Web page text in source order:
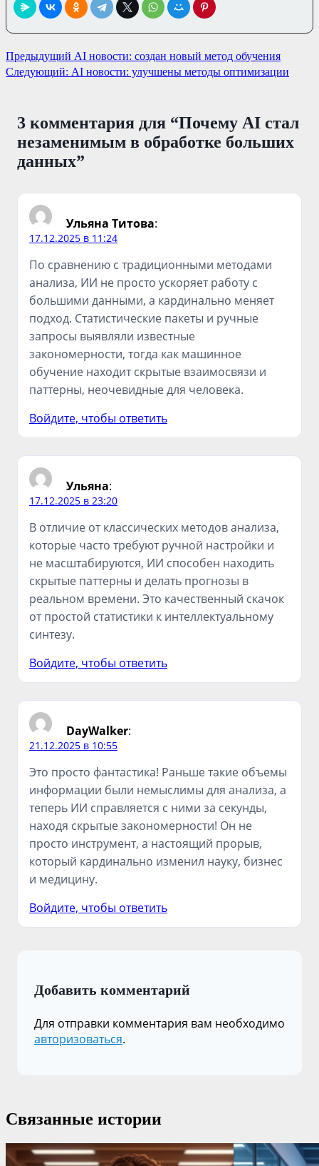
Навигация
по
Предыдущий AI новости: создан новый метод обучения
Следующий: AI новости: улучшены методы оптимизации
3 комментария для “Почему AI стал
незаменимым в обработке больших
данных”
Ульяна Титова:
17.12.2025 в 11:24
По сравнению с традиционными методами
анализа, ИИ не просто ускоряет работу с
большими данными, а кардинально меняет
подход. Статистические пакеты и ручные
запросы выявляли известные
закономерности, тогда как машинное
обучение находит скрытые взаимосвязи и
паттерны, неочевидные для человека.
Войдите, чтобы ответить
Ульяна:
17.12.2025 в 23:20
В отличие от классических методов анализа,
которые часто требуют ручной настройки и
не масштабируются, ИИ способен находить
скрытые паттерны и делать прогнозы в
реальном времени. Это качественный скачок
от простой статистики к интеллектуальному
синтезу.
Войдите, чтобы ответить
DayWalker:
21.12.2025 в 10:55
Это просто фантастика! Раньше такие объемы
информации были немыслимы для анализа, а
теперь ИИ справляется с ними за секунды,
находя скрытые закономерности! Он не
просто инструмент, а настоящий прорыв,
который кардинально изменил науку, бизнес
и медицину.
Войдите, чтобы ответить
Добавить комментарий
Для отправки комментария вам необходимо
авторизоваться.
Связанные истории